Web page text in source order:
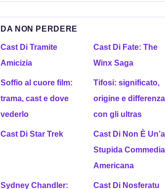
DA NON PERDERE
Cast Di Tramite
Amicizia
Cast Di Fate: The
Winx Saga
Soffio al cuore film:
trama, cast e dove
vederlo
Tifosi: significato,
origine e differenza
con gli ultras
Cast Di Star Trek
Cast Di Non È
Stupida Commedia
Americana
Sydney Chandler:
Cast Di Nosferatu